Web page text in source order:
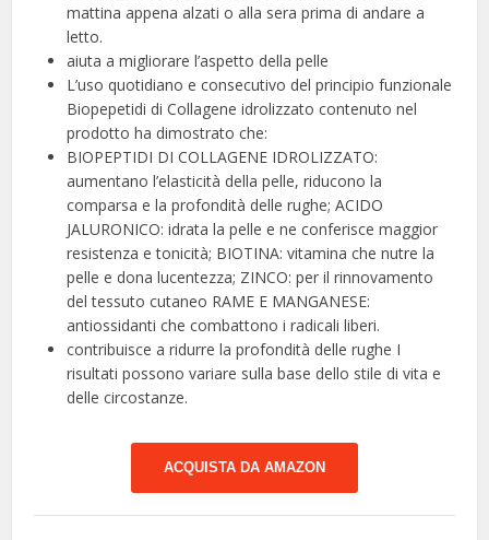
mattina appena alzati o alla sera prima di andare a
letto.
aiuta a migliorare l’aspetto della pelle
L’uso quotidiano e consecutivo del principio funzionale
Biopepetidi di Collagene idrolizzato contenuto nel
prodotto ha dimostrato che:
BIOPEPTIDI DI COLLAGENE IDROLIZZATO:
aumentano l’elasticità della pelle, riducono la
comparsa e la profondità delle rughe; ACIDO
JALURONICO: idrata la pelle e ne conferisce maggior
resistenza e tonicità; BIOTINA: vitamina che nutre la
pelle e dona lucentezza; ZINCO: per il rinnovamento
del tessuto cutaneo RAME E MANGANESE:
antiossidanti che combattono i radicali liberi.
contribuisce a ridurre la profondità delle rughe I
risultati possono variare sulla base dello stile di vita e
delle circostanze.
ACQUISTA DA AMAZON